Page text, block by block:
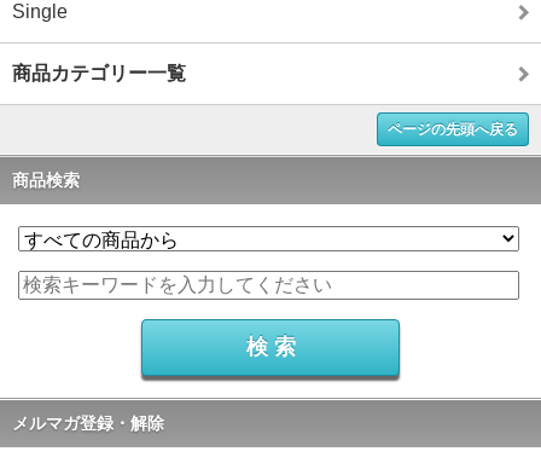
Single
商品カテゴリー一覧
ページの先頭へ戻る
商品検索
メルマガ登録・解除